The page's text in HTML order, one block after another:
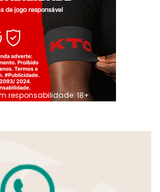
responsabilidade. 18+